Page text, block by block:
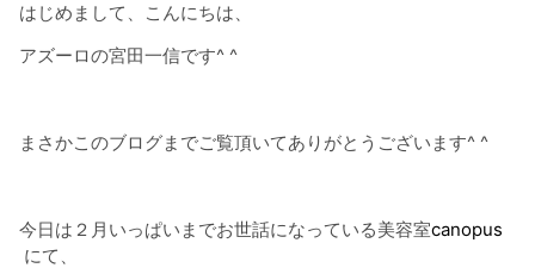
はじめまして、こんにちは、
アズーロの宮田一信です^ ^
まさかこのブログまでご覧頂いてありがとうございます^ ^
今日は２月いっぱいまでお世話になっている美容室canopus
にて、